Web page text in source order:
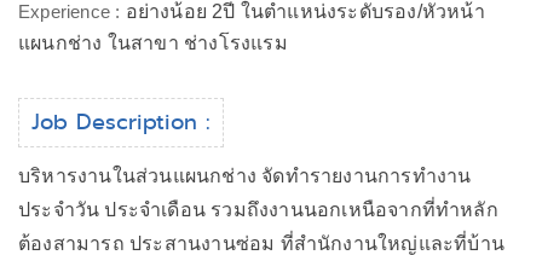
Experience : อย่างน้อย 2ปี ในตำแหน่งระดับรอง/หัวหน้า
แผนกช่าง ในสาขา ช่างโรงแรม
Job Description :
บริหารงานในส่วนแผนกช่าง จัดทำรายงานการทำงาน
ประจำวัน ประจำเดือน รวมถึงงานนอกเหนือจากที่ทำหลัก
ต้องสามารถ ประสานงานซ่อม ที่สำนักงานใหญ่และที่บ้าน